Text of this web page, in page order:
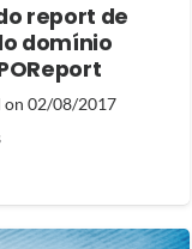
report de
domínio
on 02/08/2017